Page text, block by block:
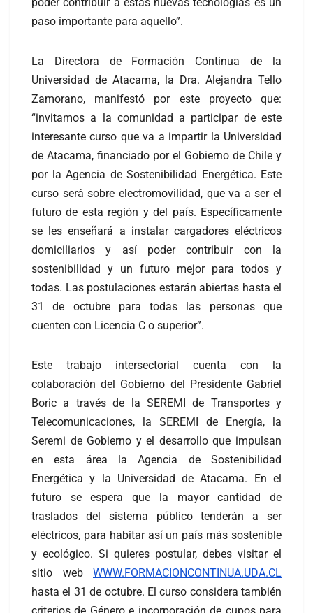
paso importante para aquello”.
La Directora de Formación Continua de la
Universidad de Atacama, la Dra. Alejandra Tello
Zamorano, manifestó por este proyecto que:
“invitamos a la comunidad a participar de este
interesante curso que va a impartir la Universidad
de Atacama, financiado por el Gobierno de Chile y
por la Agencia de Sostenibilidad Energética. Este
curso será sobre electromovilidad, que va a ser el
futuro de esta región y del país. Específicamente
se les enseñará a instalar cargadores eléctricos
domiciliarios y así poder contribuir con la
sostenibilidad y un futuro mejor para todos y
todas. Las postulaciones estarán abiertas hasta el
31 de octubre para todas las personas que
cuenten con Licencia C o superior”.
Este trabajo intersectorial cuenta con la
colaboración del Gobierno del Presidente Gabriel
Boric a través de la SEREMI de Transportes y
Telecomunicaciones, la SEREMI de Energía, la
Seremi de Gobierno y el desarrollo que impulsan
en esta área la Agencia de Sostenibilidad
Energética y la Universidad de Atacama. En el
futuro se espera que la mayor cantidad de
traslados del sistema público tenderán a ser
eléctricos, para habitar así un país más sostenible
y ecológico. Si quieres postular, debes visitar el
sitio web WWW.FORMACIONCONTINUA.UDA.CL
hasta el 31 de octubre. El curso considera también